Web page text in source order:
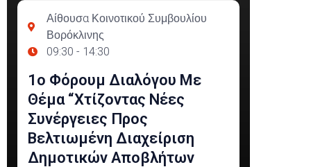
Αίθουσα Κοινοτικού Συμβουλίου
Βορόκλινης
09:30 - 14:30
1ο Φόρουμ Διαλόγου Με
Θέμα “Χτίζοντας Νέες
Συνέργειες Προς
Βελτιωμένη Διαχείριση
Δημοτικών Αποβλήτων